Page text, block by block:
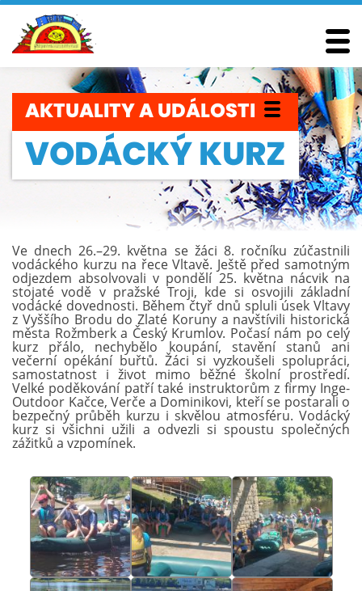
AKTUALITY A UDÁLOSTI
VODÁCKÝ KURZ
Ve dnech 26.–29. května se žáci 8. ročníku zúčastnili
vodáckého kurzu na řece Vltavě. Ještě před samotným
odjezdem absolvovali v pondělí 25. května nácvik na
stojaté vodě v pražské Troji, kde si osvojili základní
vodácké dovednosti. Během čtyř dnů spluli úsek Vltavy
z Vyššího Brodu do Zlaté Koruny a navštívili historická
města Rožmberk a Český Krumlov. Počasí nám po celý
kurz přálo, nechybělo koupání, stavění stanů ani
večerní opékání buřtů. Žáci si vyzkoušeli spolupráci,
samostatnost i život mimo běžné školní prostředí.
Velké poděkování patří také instruktorům z firmy Inge-
Outdoor Kačce, Verče a Dominikovi, kteří se postarali o
bezpečný průběh kurzu i skvělou atmosféru. Vodácký
kurz si všichni užili a odvezli si spoustu společných
zážitků a vzpomínek.